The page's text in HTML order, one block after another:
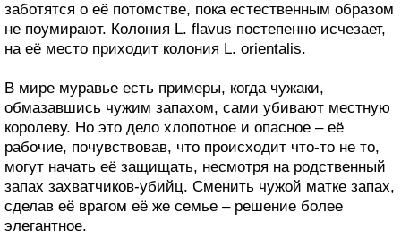
заботятся о её потомстве, пока естественным образом
не поумирают. Колония L. flavus постепенно исчезает,
на её место приходит колония L. orientalis.
В мире муравье есть примеры, когда чужаки,
обмазавшись чужим запахом, сами убивают местную
королеву. Но это дело хлопотное и опасное – её
рабочие, почувствовав, что происходит что-то не то,
могут начать её защищать, несмотря на родственный
запах захватчиков-убийц. Сменить чужой матке запах,
сделав её врагом её же семье – решение более
элегантное.